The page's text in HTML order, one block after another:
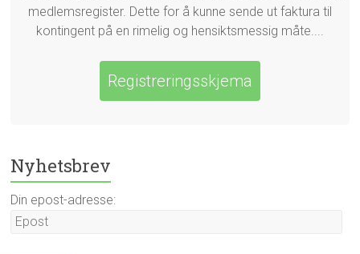
medlemsregister. Dette for å kunne sende ut faktura til
kontingent på en rimelig og hensiktsmessig måte....
Registreringsskjema
Nyhetsbrev
Din epost-adresse: